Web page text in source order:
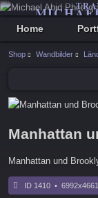
Home
Shop Wandbilder
Manhattan
Manhattan und
ID 1410 •